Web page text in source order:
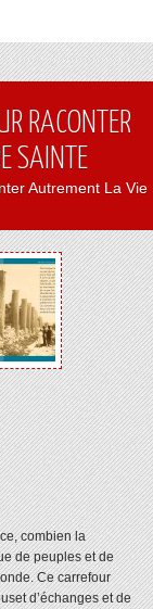
RACONTER
SAINTE
Autrement La Vie
combien la
de peuples et de
Ce carrefour
d’échanges et de